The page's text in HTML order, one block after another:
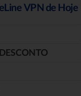
VPN de Hoje